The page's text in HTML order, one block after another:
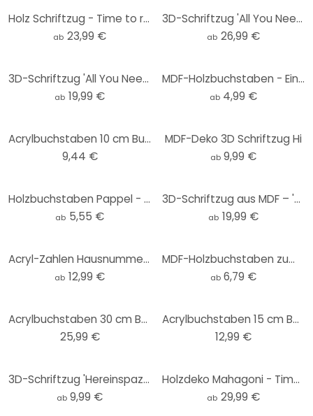
Holz Schriftzug - Time to relax - MDF Natur
ab 23,99 €
3D-Schriftzug 'All You Need Is Sleep' – MDF-Holzdeko für stilvolle Schlafzimmergestaltung
ab 26,99 €
3D-Schriftzug 'All You Need Is Sleep' – Natürliche MDF-Holzdeko für Schlafzimmer
ab 19,99 €
MDF-Holzbuchstaben - Einzelbuchstaben - Bodoni
ab 4,99 €
Acrylbuchstaben 10 cm Buchstabenhöhe
9,44 €
MDF-Deko 3D Schriftzug Hi
ab 9,99 €
Holzbuchstaben Pappel - Schriftart Swiss
ab 5,55 €
3D-Schriftzug aus MDF – 'Heute ist ein guter Tag um glücklich zu sein' für Ihr Zuhause
ab 19,99 €
Acryl-Zahlen Hausnummer modern
ab 12,99 €
MDF-Holzbuchstaben zum Aufhängen - Swiss
ab 6,79 €
Acrylbuchstaben 30 cm Buchstabenhöhe
25,99 €
Acrylbuchstaben 15 cm Buchstabenhöhe
12,99 €
3D-Schriftzug 'Hereinspaziert' – Natürliche MDF-Holzdeko für stilvolle Eingangsbereiche
ab 9,99 €
Holzdeko Mahagoni - Time to relax
ab 29,99 €